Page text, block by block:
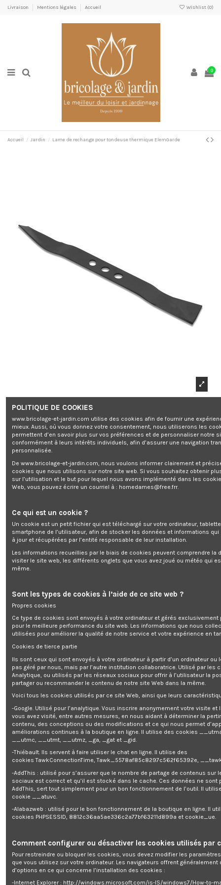
Livraison Mentions légales Accueil Wishlist (0)
0
Accueil Jardin Lame de rechange pour tondeuse thermique ElemGarde
Lame de rechange pour tondeuse thermique
ElemGarde
Marque: ELEM Garden Technic
0,00 €
TTC
Lame de rechange pour tondeuse thermique ElemGarde
Lame de rechange pour tondeuse t
Enim quis fugiat consequat elit minim nisi eu occaecat occaecat
deserunt aliquip nisi ex deserunt.
Description
Détails du produit
Reviews(0)
Entraxe : 62mm
Alésage central : 15mm
Section : 3mm
POLITIQUE DE COOKIES
www.bricolage-et-jardin.com utilise des cookies afin de fournir une
mieux. Aussi, où vous donnez votre consentement, nous utiliserons les
permettent d’en savoir plus sur vos préférences et de personnaliser notre
conformément à leurs intérêts individuels, afin d’assurer une navigation
personnalisée.
De www.bricolage-et-jardin.com, nous voulons informer clairement et
cookies que nous utilisons sur notre site web. Si vous souhaitez obtenir
sur l’utilisation et le but pour lequel nous avons implémenté dans les
Web, vous pouvez écrire un courriel à : homedames@free.frr.
Ce qui est un cookie ?
Un cookie est un petit fichier qui est téléchargé sur votre ordinateur,
smartphone de l’utilisateur, afin de stocker les données et informations
à jour et récupérées par l’entité responsable de leur installation.
Les informations recueillies par le biais de cookies peuvent comprendre la
visiter le site web, les différents onglets que vous avez joué ou météo qui
même.
Sont les types de cookies à l’aide de ce site web ?
Propres cookies
Ce type de cookies sont envoyés à votre ordinateur et gérés exclusivement
pour le meilleure performance du site web. Les informations que nous
utilisées pour améliorer la qualité de notre service et votre expérience en
Cookies de tierce partie
Ils sont ceux qui sont envoyés à votre ordinateur à partir d’un ordinateur ou
pas géré par nous, mais par l’autre institution collaboratrice. Utilisé par les
Analytique, ou utilisés par les réseaux sociaux pour offrir à l’utilisateur la
partager ou recommander le contenu de notre site Web dans la même.
Voici tous les cookies utilisés par ce site Web, ainsi que leurs
-Google. Utilisé pour l’analytique. Vous inscrire anonymement votre visite et
vous avez visité, entre autres mesures, en nous aidant à déterminer la
contenu, des conceptions ou des modifications et ce qui nous permet
améliorations continues à la boutique en ligne. Il utilise des cookies
__utmc, __utmt, __utmz, _ga, _gat et _gid.
-Thiébault. Ils servent à faire utiliser le chat en ligne. Il utilise des
cookies TawkConnectionTime, Tawk_5578af85c8297c562f65392e,
-AddThis : utilisé pour s’assurer que le nombre de partage de contenus sur
sociaux est correct et qu’il est stocké dans le cache. Ces données ne sont
AddThis, sert tout simplement pour un bon fonctionnement de l’outil. Il
cookie __atuvc.
-Alabazweb : utilisé pour le bon fonctionnement de la boutique en ligne. Il
cookies PHPSESSID, 8812c36aa5ae336c2a77bf63211d899a et cookie_ue.
Comment configurer ou désactiver les cookies utilisés par
Pour restreindre ou bloquer les cookies, vous devez modifier les
que vous utilisez sur votre ordinateur. Les navigateurs offrent généralement
d’options en ce qui concerne l’installation des cookies :
-Internet Explorer : http://windows.microsoft.com/is-IS/windows7/How-to-